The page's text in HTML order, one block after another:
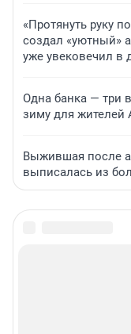
«Протянуть руку
создал «уютный»
уже увековечил в
Одна банка — три
зиму для жителей
Выжившая после
выписалась из